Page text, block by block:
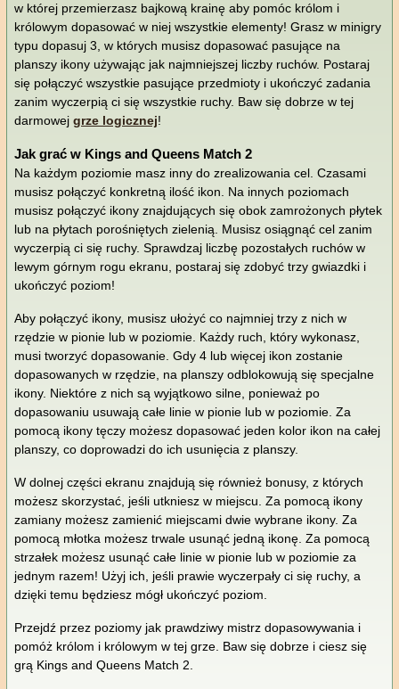
w której przemierzasz bajkową krainę aby pomóc królom i
królowym dopasować w niej wszystkie elementy! Grasz w minigry
typu dopasuj 3, w których musisz dopasować pasujące na
planszy ikony używając jak najmniejszej liczby ruchów. Postaraj
się połączyć wszystkie pasujące przedmioty i ukończyć zadania
zanim wyczerpią ci się wszystkie ruchy. Baw się dobrze w tej
darmowej grze logicznej!
Jak grać w Kings and Queens Match 2
Na każdym poziomie masz inny do zrealizowania cel. Czasami
musisz połączyć konkretną ilość ikon. Na innych poziomach
musisz połączyć ikony znajdujących się obok zamrożonych płytek
lub na płytach porośniętych zielenią. Musisz osiągnąć cel zanim
wyczerpią ci się ruchy. Sprawdzaj liczbę pozostałych ruchów w
lewym górnym rogu ekranu, postaraj się zdobyć trzy gwiazdki i
ukończyć poziom!
Aby połączyć ikony, musisz ułożyć co najmniej trzy z nich w
rzędzie w pionie lub w poziomie. Każdy ruch, który wykonasz,
musi tworzyć dopasowanie. Gdy 4 lub więcej ikon zostanie
dopasowanych w rzędzie, na planszy odblokowują się specjalne
ikony. Niektóre z nich są wyjątkowo silne, ponieważ po
dopasowaniu usuwają całe linie w pionie lub w poziomie. Za
pomocą ikony tęczy możesz dopasować jeden kolor ikon na całej
planszy, co doprowadzi do ich usunięcia z planszy.
W dolnej części ekranu znajdują się również bonusy, z których
możesz skorzystać, jeśli utkniesz w miejscu. Za pomocą ikony
zamiany możesz zamienić miejscami dwie wybrane ikony. Za
pomocą młotka możesz trwale usunąć jedną ikonę. Za pomocą
strzałek możesz usunąć całe linie w pionie lub w poziomie za
jednym razem! Użyj ich, jeśli prawie wyczerpały ci się ruchy, a
dzięki temu będziesz mógł ukończyć poziom.
Przejdź przez poziomy jak prawdziwy mistrz dopasowywania i
pomóż królom i królowym w tej grze. Baw się dobrze i ciesz się
grą Kings and Queens Match 2.